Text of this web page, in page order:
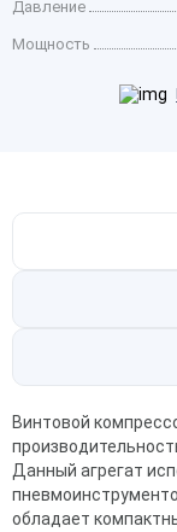
Давление
Мощность
Винтовой
Данный агрегат
обладает